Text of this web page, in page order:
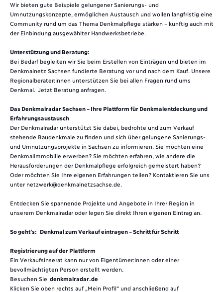
Wir bieten gute Beispiele gelungener Sanierungs- und
Umnutzungskonzepte, ermöglichen Austausch und wollen langfristig eine
Community rund um das Thema Denkmalpflege stärken – künftig auch mit
der Einbindung ausgewählter Handwerksbetriebe.
Unterstützung und Beratung:
Bei Bedarf begleiten wir Sie beim Erstellen von Einträgen und bieten im
Denkmalnetz Sachsen fundierte Beratung vor und nach dem Kauf. Unsere
Regionalberater:innen unterstützen Sie bei allen Fragen rund ums
Denkmal.
Jetzt Beratung anfragen.
Das Denkmalradar Sachsen – Ihre Plattform für Denkmalentdeckung und
Erfahrungsaustausch
Der Denkmalradar unterstützt Sie dabei, bedrohte und zum Verkauf
stehende Baudenkmale zu finden und sich über gelungene Sanierungs-
und Umnutzungsprojekte in Sachsen zu informieren. Sie möchten eine
Denkmalimmobilie erwerben? Sie möchten erfahren, wie andere die
Herausforderungen der Denkmalpflege erfolgreich gemeistert haben?
Oder möchten Sie Ihre eigenen Erfahrungen teilen? Kontaktieren Sie uns
unter netzwerk@denkmalnetzsachse.de
Entdecken Sie spannende Projekte und Angebote in Ihrer Region in
unserem Denkmalradar oder legen Sie direkt Ihren eigenen Eintrag an.
So geht’s: Denkmal zum Verkauf eintragen – Schritt für Schritt
Registrierung auf der Plattform
Ein Verkaufsinserat kann nur von Eigentümer:innen oder einer
bevollmächtigten Person erstellt werden.
Besuchen Sie denkmalradar.de
Klicken Sie oben rechts auf „Mein Profil“ und anschließend auf